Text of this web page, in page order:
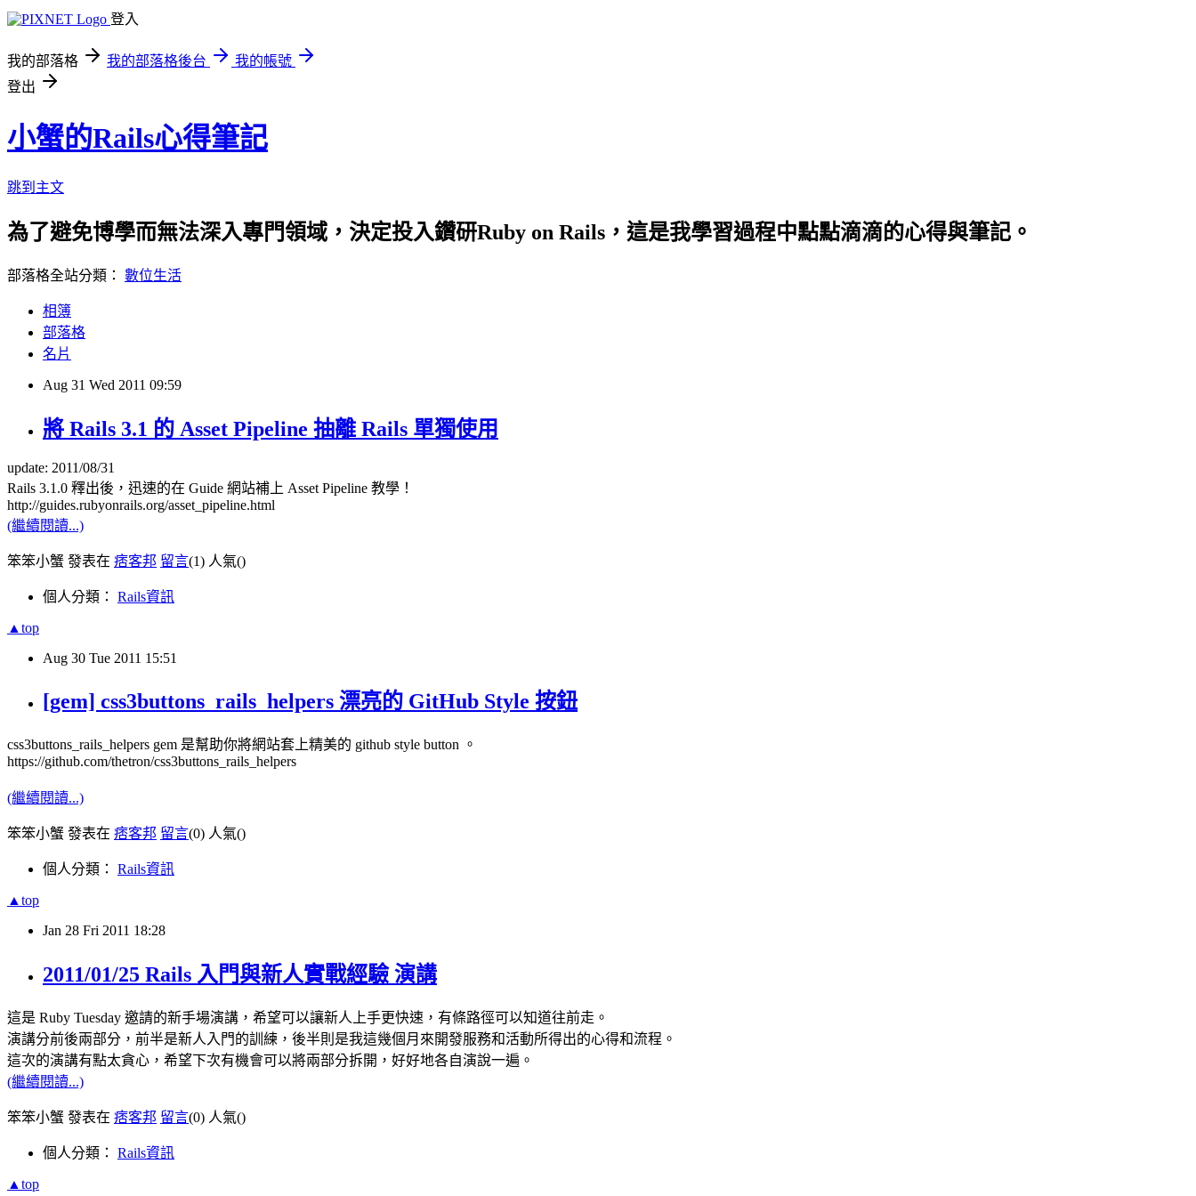
登入
我的部落格 我的部落格後台
我的帳號
登出
小蟹的Rails心得筆記
跳到主文
為了避免博學而無法深入專門領域，決定投入鑽研Ruby on Rails，這是我學習過程中點點滴滴的心得與筆記。
部落格全站分類： 數位生活
相簿
部落格
名片
Aug 31 Wed 2011 09:59
將 Rails 3.1 的 Asset Pipeline 抽離 Rails 單獨使用
update: 2011/08/31
Rails 3.1.0 釋出後，迅速的在 Guide 網站補上 Asset Pipeline 教學！
http://guides.rubyonrails.org/asset_pipeline.html
(繼續閱讀...)
笨笨小蟹 發表在 痞客邦 留言(1) 人氣()
個人分類： Rails資訊
▲top
Aug 30 Tue 2011 15:51
[gem] css3buttons_rails_helpers 漂亮的 GitHub Style 按鈕
css3buttons_rails_helpers gem 是幫助你將網站套上精美的 github style button 。
https://github.com/thetron/css3buttons_rails_helpers
(繼續閱讀...)
笨笨小蟹 發表在 痞客邦 留言(0) 人氣()
個人分類： Rails資訊
▲top
Jan 28 Fri 2011 18:28
2011/01/25 Rails 入門與新人實戰經驗 演講
這是 Ruby Tuesday 邀請的新手場演講，希望可以讓新人上手更快速，有條路徑可以知道往前走。
演講分前後兩部分，前半是新人入門的訓練，後半則是我這幾個月來開發服務和活動所得出的心得和流程。
這次的演講有點太貪心，希望下次有機會可以將兩部分拆開，好好地各自演說一遍。
(繼續閱讀...)
笨笨小蟹 發表在 痞客邦 留言(0) 人氣()
個人分類： Rails資訊
▲top